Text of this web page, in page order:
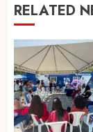
RELATED